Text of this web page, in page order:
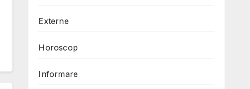
Externe
Horoscop
Informare